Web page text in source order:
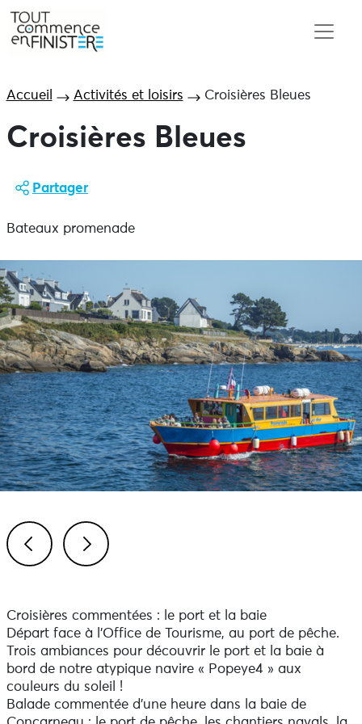
Accueil Activités et loisirs Croisières Bleues
Croisières Bleues
Partager
Bateaux promenade
Croisières commentées : le port et la baie
Départ face à l’Office de Tourisme, au port de pêche.
Trois ambiances pour découvrir le port et la baie à
bord de notre atypique navire « Popeye4 » aux
couleurs du soleil !
Balade commentée d’une heure dans la baie de